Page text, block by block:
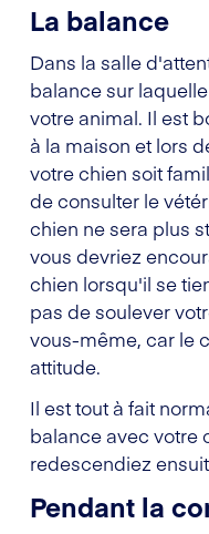
La balance
Dans la salle
balance sur
votre animal. Il est
à la maison et lors
votre chien soit
de consulter le
chien ne sera plus
vous devriez
chien lorsqu'il se
pas de soulever
vous-même, car le
attitude.
Il est tout à fait
balance avec votre
redescendiez
Pendant la